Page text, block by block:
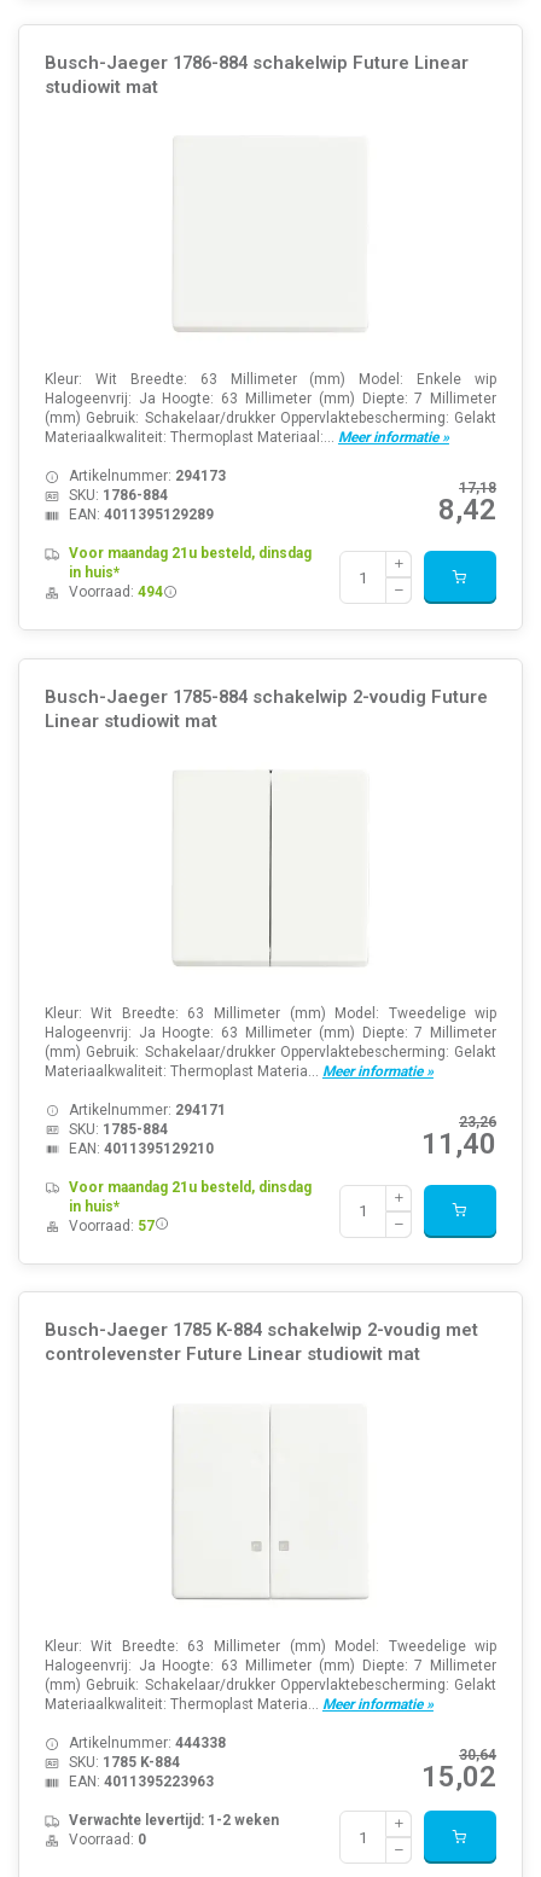
Busch-Jaeger 1786-884 schakelwip Future Linear
studiowit mat
Kleur: Wit Breedte: 63 Millimeter (mm) Model: Enkele wip
Halogeenvrij: Ja Hoogte: 63 Millimeter (mm) Diepte: 7 Millimeter
(mm) Gebruik: Schakelaar/drukker Oppervlaktebescherming: Gelakt
Materiaalkwaliteit: Thermoplast Materiaal:... Meer informatie »
17,18
8,42
Artikelnummer: 294173
SKU: 1786-884
EAN: 4011395129289
Voor maandag 21u besteld, dinsdag
in huis*
Voorraad: 494
Busch-Jaeger 1785-884 schakelwip 2-voudig Future
Linear studiowit mat
Kleur: Wit Breedte: 63 Millimeter (mm) Model: Tweedelige wip
Halogeenvrij: Ja Hoogte: 63 Millimeter (mm) Diepte: 7 Millimeter
(mm) Gebruik: Schakelaar/drukker Oppervlaktebescherming: Gelakt
Materiaalkwaliteit: Thermoplast Materia... Meer informatie »
23,26
11,40
Artikelnummer: 294171
SKU: 1785-884
EAN: 4011395129210
Voor maandag 21u besteld, dinsdag
in huis*
Voorraad: 57
Busch-Jaeger 1785 K-884 schakelwip 2-voudig met
controlevenster Future Linear studiowit mat
Kleur: Wit Breedte: 63 Millimeter (mm) Model: Tweedelige wip
Halogeenvrij: Ja Hoogte: 63 Millimeter (mm) Diepte: 7 Millimeter
(mm) Gebruik: Schakelaar/drukker Oppervlaktebescherming: Gelakt
Materiaalkwaliteit: Thermoplast Materia... Meer informatie »
30,64
15,02
Artikelnummer: 444338
SKU: 1785 K-884
EAN: 4011395223963
Verwachte levertijd: 1-2 weken
Voorraad: 0